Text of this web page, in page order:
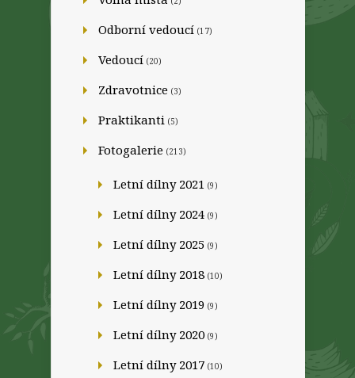
Odborní vedoucí (17)
Vedoucí (20)
Zdravotnice (3)
Praktikanti (5)
Fotogalerie (213)
Letní dílny 2021 (9)
Letní dílny 2024 (9)
Letní dílny 2025 (9)
Letní dílny 2018 (10)
Letní dílny 2019 (9)
Letní dílny 2020 (9)
Letní dílny 2017 (10)